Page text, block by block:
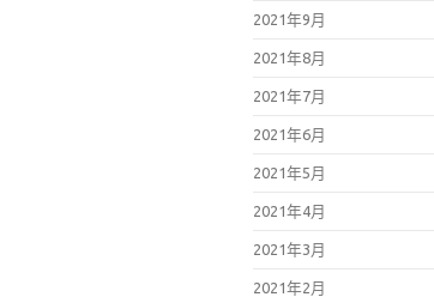
2021年9月
2021年8月
2021年7月
2021年6月
2021年5月
2021年4月
2021年3月
2021年2月